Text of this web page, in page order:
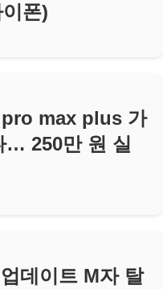
폰)
max plus 가
… 250만 원 실
데이트 M자 탈